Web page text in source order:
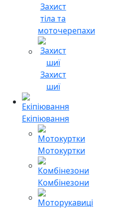
Захист
тіла та
моточерепахи
Захист
шиї
Екіпіювання
Мотокуртки
Комбінезони